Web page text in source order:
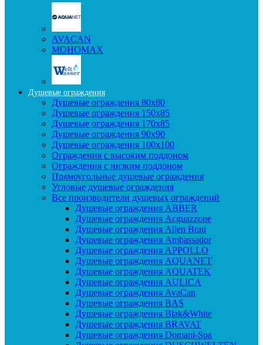
AVACAN
МОНОМАХ
Душевые ограждения
Душевые ограждения 80x80
Душевые ограждения 150x85
Душевые ограждения 170x85
Душевые ограждения 90x90
Душевые ограждения 100x100
Ограждения с высоким поддоном
Ограждения с низким поддоном
Прямоугольные душевые ограждения
Угловые душевые ограждения
Все производители душевых ограждений
Душевые ограждения ABBER
Душевые ограждения Acguazzone
Душевые ограждения Allen Brau
Душевые ограждения Ambassador
Душевые ограждения APPOLLO
Душевые ограждения AQUANET
Душевые ограждения AQUATEK
Душевые ограждения AULICA
Душевые ограждения AvaCan
Душевые ограждения BAS
Душевые ограждения Blak&White
Душевые ограждения BRAVAT
Душевые ограждения Domani-Spa